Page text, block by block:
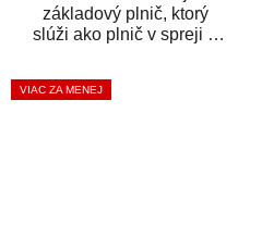
základový plnič, ktorý
slúži ako plnič v spreji a
zároveň. HB BODY...
VIAC ZA MENEJ